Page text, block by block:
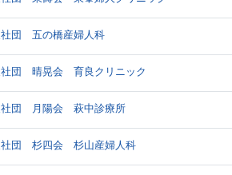
社団 五の橋産婦人科
社団 晴晃会 育良クリニック
社団 月陽会 萩中診療所
社団 杉四会 杉山産婦人科